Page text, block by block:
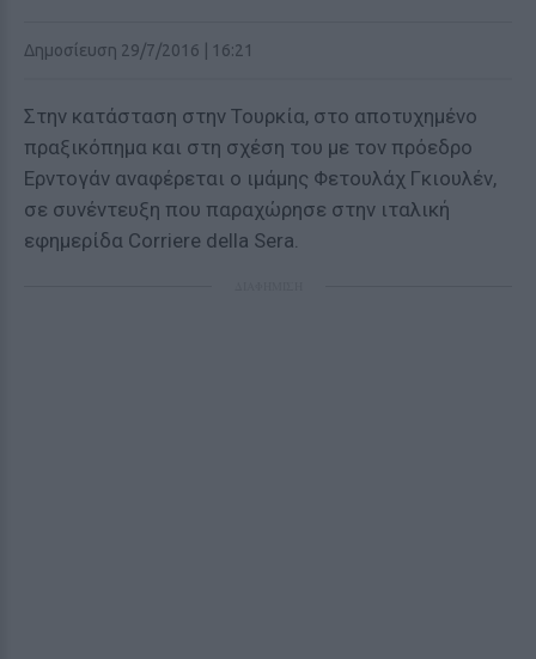
Δημοσίευση 29/7/2016 | 16:21
Στην κατάσταση στην Τουρκία, στο αποτυχημένο
πραξικόπημα και στη σχέση του με τον πρόεδρο
Ερντογάν αναφέρεται ο ιμάμης Φετουλάχ Γκιουλέν,
σε συνέντευξη που παραχώρησε στην ιταλική
εφημερίδα Corriere della Sera.